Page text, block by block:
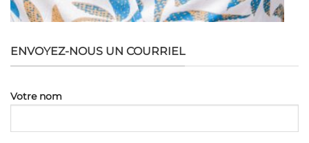
ENVOYEZ-NOUS UN COURRIEL
Votre nom